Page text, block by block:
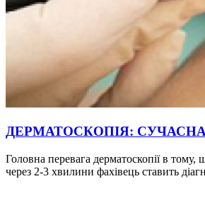
ДЕРМАТОСКОПІЯ:
Головна перевага дерматоскопії в
через 2-3 хвилини фахівець ставить